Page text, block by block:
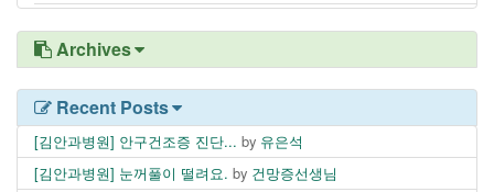
Archives
Recent Posts
[김안과병원] 안구건조증 진단... by 유은석
[김안과병원] 눈꺼풀이 떨려요. by 건망증선생님